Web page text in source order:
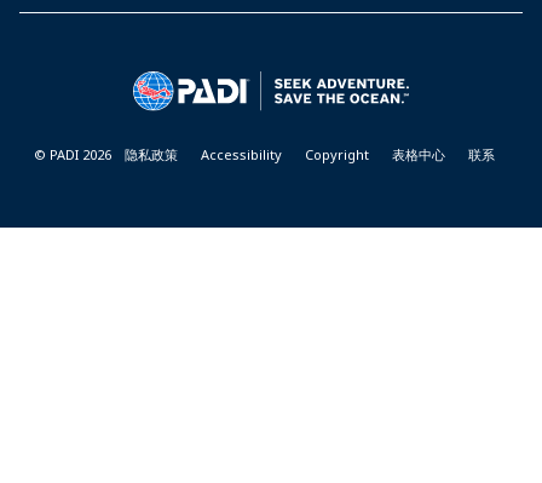
© PADI 2026 隐私政策 Accessibility Copyright 表格中心 联系